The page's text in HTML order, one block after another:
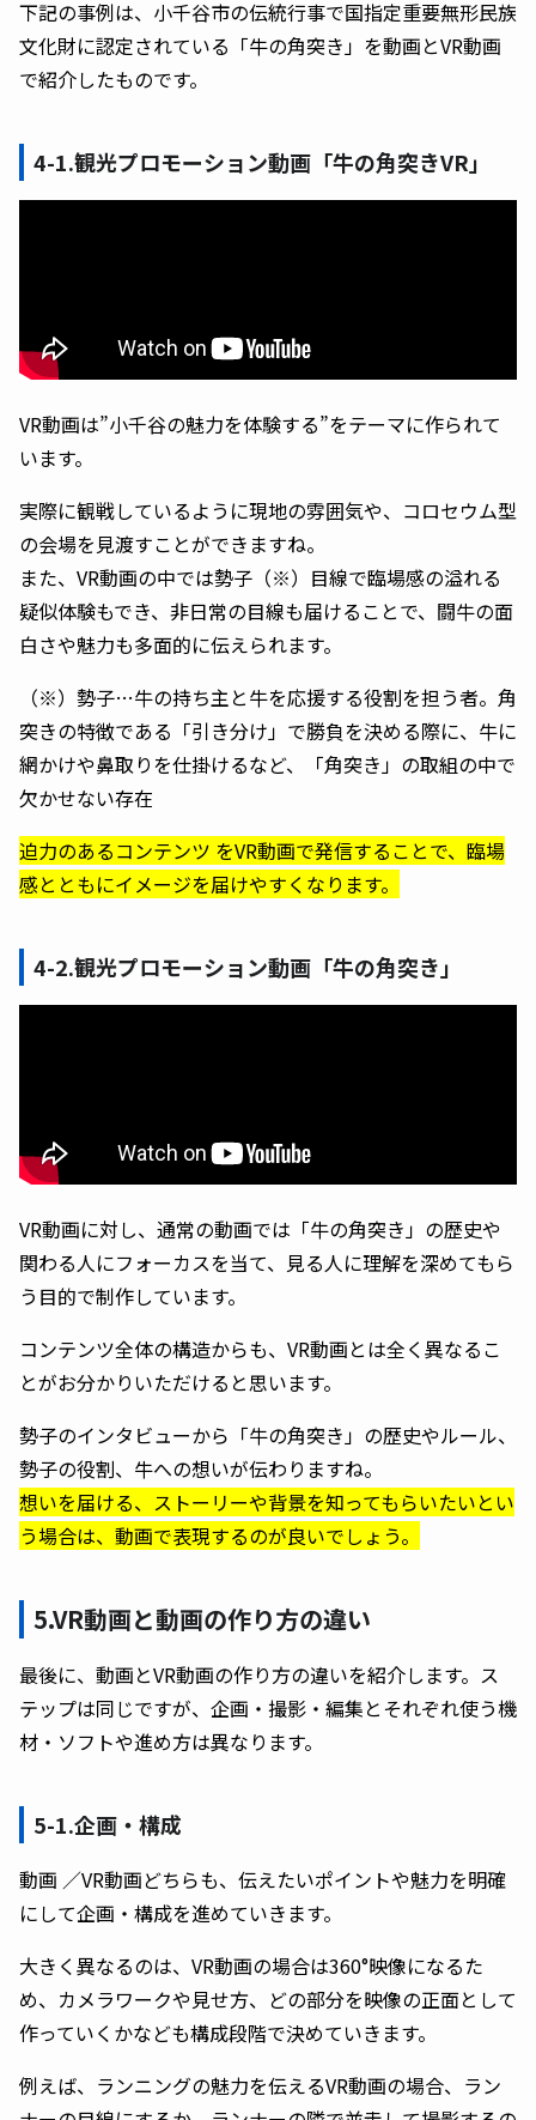
下記の事例は、小千谷市の伝統行事で国指定重要無形民族
文化財に認定されている「牛の角突き」を動画とVR動画
で紹介したものです。
4-1.観光プロモーション動画「牛の角突きVR」
VR動画は”小千谷の魅力を体験する”をテーマに作られて
います。
実際に観戦しているように現地の雰囲気や、コロセウム型
の会場を見渡すことができますね。
また、VR動画の中では勢子（※）目線で臨場感の溢れる
疑似体験もでき、非日常の目線も届けることで、闘牛の面
白さや魅力も多面的に伝えられます。
（※）勢子…牛の持ち主と牛を応援する役割を担う者。角
突きの特徴である「引き分け」で勝負を決める際に、牛に
網かけや鼻取りを仕掛けるなど、「角突き」の取組の中で
欠かせない存在
迫力のあるコンテンツ をVR動画で発信することで、臨場
感とともにイメージを届けやすくなります。
4-2.観光プロモーション動画「牛の角突き」
VR動画に対し、通常の動画では「牛の角突き」の歴史や
関わる人にフォーカスを当て、見る人に理解を深めてもら
う目的で制作しています。
コンテンツ全体の構造からも、VR動画とは全く異なるこ
とがお分かりいただけると思います。
勢子のインタビューから「牛の角突き」の歴史やルール、
勢子の役割、牛への想いが伝わりますね。
想いを届ける、ストーリーや背景を知ってもらいたいとい
う場合は、動画で表現するのが良いでしょう。
5.VR動画と動画の作り方の違い
最後に、動画とVR動画の作り方の違いを紹介します。ス
テップは同じですが、企画・撮影・編集とそれぞれ使う機
材・ソフトや進め方は異なります。
5-1.企画・構成
動画 ／VR動画どちらも、伝えたいポイントや魅力を明確
にして企画・構成を進めていきます。
大きく異なるのは、VR動画の場合は360°映像になるた
め、カメラワークや見せ方、どの部分を映像の正面として
作っていくかなども構成段階で決めていきます。
例えば、ランニングの魅力を伝えるVR動画の場合、ラン